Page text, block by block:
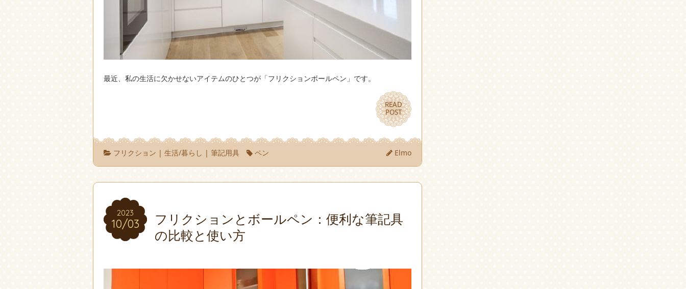
最近、私の生活に欠かせないアイテムのひとつが「フリクションボールペン」です。
READ
POST
READ
POST
フリクション |生活/暮らし | 筆記用具 ペン Elmo
2023
10/03
2023
10/03
フリクションとボールペン：便利な筆記具
の比較と使い方